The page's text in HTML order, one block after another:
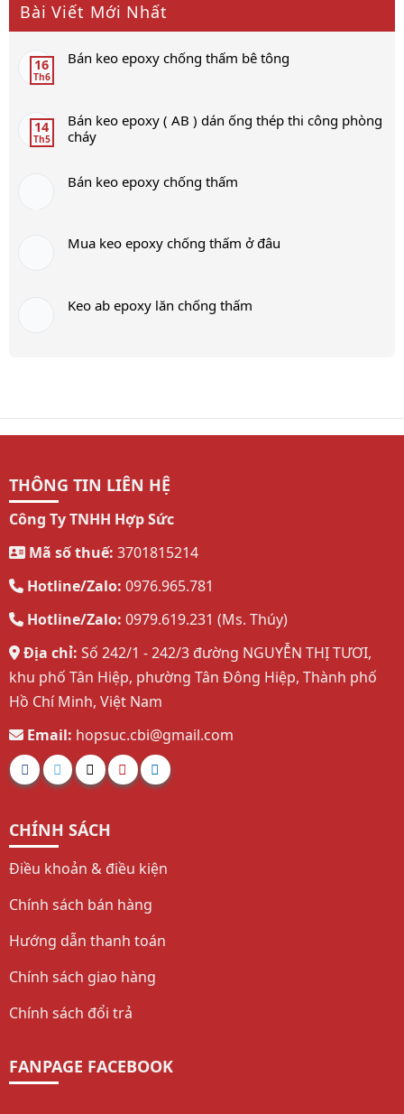
Bài Viết Mới Nhất
16
Th6
Bán keo epoxy chống thấm bê tông
14
Th5
Bán keo epoxy ( AB ) dán ống thép thi công phòng
cháy
Bán keo epoxy chống thấm
Mua keo epoxy chống thấm ở đâu
Keo ab epoxy lăn chống thấm
THÔNG TIN LIÊN HỆ
Công Ty TNHH Hợp Sức
Mã số thuế: 3701815214
Hotline/Zalo: 0976.965.781
Hotline/Zalo: 0979.619.231 (Ms. Thúy)
Địa chỉ: Số 242/1 - 242/3 đường NGUYỄN THỊ TƯƠI,
khu phố Tân Hiệp, phường Tân Đông Hiệp, Thành phố
Hồ Chí Minh, Việt Nam
Email: hopsuc.cbi@gmail.com
CHÍNH SÁCH
Điều khoản & điều kiện
Chính sách bán hàng
Hướng dẫn thanh toán
Chính sách giao hàng
Chính sách đổi trả
FANPAGE FACEBOOK